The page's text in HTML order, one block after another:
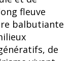
fleuve
balbutiante
de